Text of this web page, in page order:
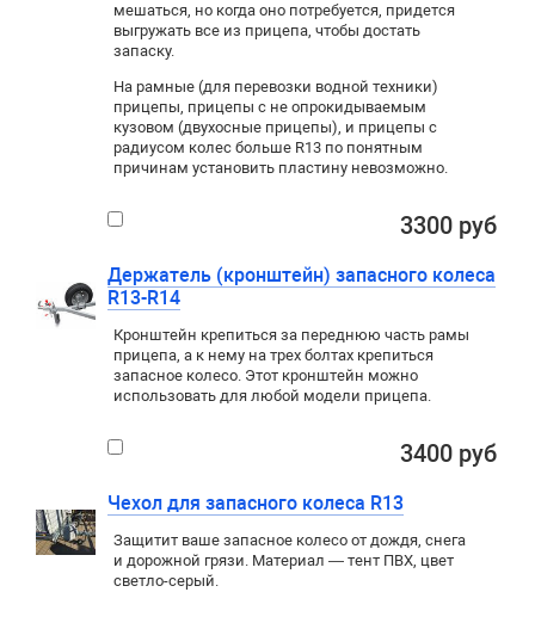
мешаться, но когда оно потребуется, придется
выгружать все из прицепа, чтобы достать
запаску.
На рамные (для перевозки водной техники)
прицепы, прицепы с не опрокидываемым
кузовом (двухосные прицепы), и прицепы с
радиусом колес больше R13 по понятным
причинам установить пластину невозможно.
3300 руб
Держатель (кронштейн) запасного колеса
R13-R14
Кронштейн крепиться за переднюю часть рамы
прицепа, а к нему на трех болтах крепиться
запасное колесо. Этот кронштейн можно
использовать для любой модели прицепа.
3400 руб
Чехол для запасного колеса R13
Защитит ваше запасное колесо от дождя, снега
и дорожной грязи. Материал — тент ПВХ, цвет
светло-серый.